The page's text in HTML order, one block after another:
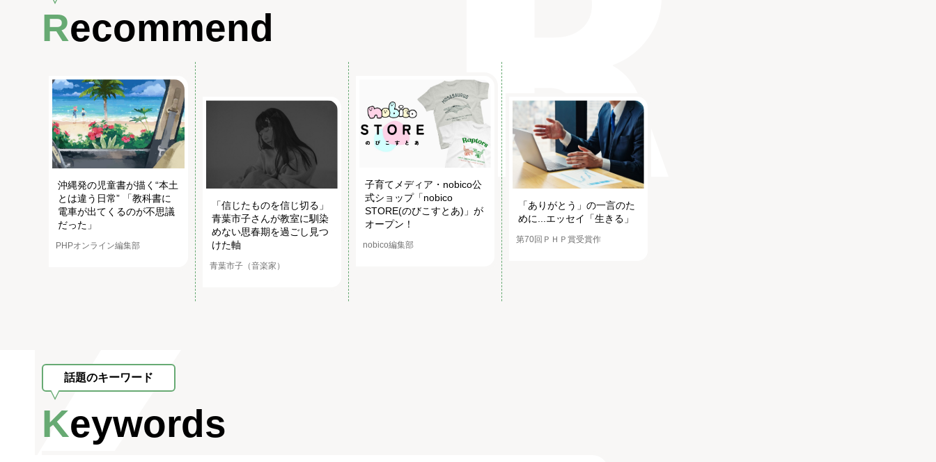
Recommend
沖縄発の児童書が描く“本土
とは違う日常” 「教科書に
電車が出てくるのが不思議
だった」
PHPオンライン編集部
「信じたものを信じ切る」
青葉市子さんが教室に馴染
めない思春期を過ごし見つ
けた軸
青葉市子（音楽家）
子育てメディア・nobico公
式ショップ「nobico
STORE(のびこすとあ)」が
オープン！
nobico編集部
「ありがとう」の一言のた
めに...エッセイ「生きる」
第70回ＰＨＰ賞受賞作
話題のキーワード
Keywords